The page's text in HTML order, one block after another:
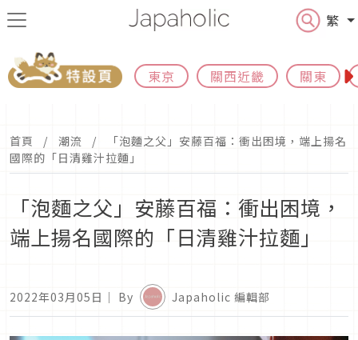
繁
東京 關西近畿 關東
首頁 潮流
「泡麵之父」安藤百福：衝出困境，端上揚名
國際的「日清雞汁拉麵」
「泡麵之父」安藤百福：衝出困境，
端上揚名國際的「日清雞汁拉麵」
2022年03月05日 ｜ By Japaholic 編輯部